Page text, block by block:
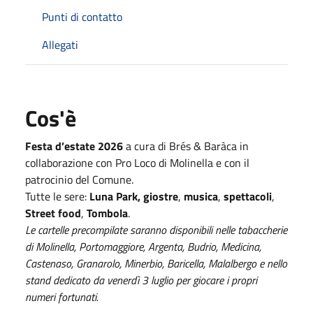
Punti di contatto
Allegati
Cos'è
Festa d’estate 2026a cura di Brés & Baràca in
collaborazione con Pro Loco di Molinella e con il
patrocinio del Comune.
Tutte le sere: Luna Park,giostre, musica, spettacoli,
Street food, Tombola.
Le cartelle precompilate saranno disponibili nelle tabaccherie
di Molinella, Portomaggiore, Argenta, Budrio, Medicina,
Castenaso, Granarolo, Minerbio, Baricella, Malalbergo e nello
stand dedicato da venerdì 3 luglio per giocare i propri
numeri fortunati.